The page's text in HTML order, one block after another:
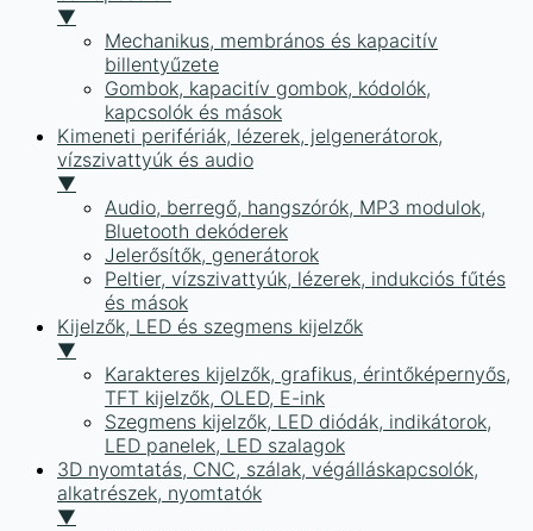
▼
Mechanikus, membrános és kapacitív
billentyűzete
Gombok, kapacitív gombok, kódolók,
kapcsolók és mások
Kimeneti perifériák, lézerek, jelgenerátorok,
vízszivattyúk és audio
▼
Audio, berregő, hangszórók, MP3 modulok,
Bluetooth dekóderek
Jelerősítők, generátorok
Peltier, vízszivattyúk, lézerek, indukciós fűtés
és mások
Kijelzők, LED és szegmens kijelzők
▼
Karakteres kijelzők, grafikus, érintőképernyős,
TFT kijelzők, OLED, E-ink
Szegmens kijelzők, LED diódák, indikátorok,
LED panelek, LED szalagok
3D nyomtatás, CNC, szálak, végálláskapcsolók,
alkatrészek, nyomtatók
▼